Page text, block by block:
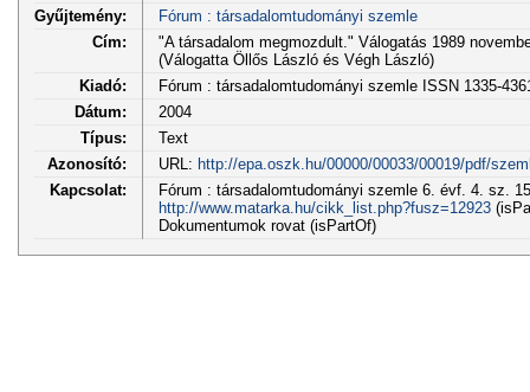
Gyűjtemény:
Fórum : társadalomtudományi szemle
Cím:
"A társadalom megmozdult." Válogatás 1989
(Válogatta Öllős László és Végh László)
Kiadó:
Fórum : társadalomtudományi szemle ISSN 1335-
Dátum:
2004
Típus:
Text
Azonosító:
URL: http://epa.oszk.hu/00000/00033/00019/pdf/
Kapcsolat:
Fórum : társadalomtudományi szemle 6. évf. 4. sz.
http://www.matarka.hu/cikk_list.php?fusz=12923
Dokumentumok rovat (isPartOf)